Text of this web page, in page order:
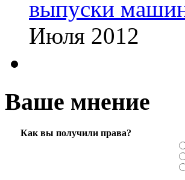
выпуски
Июля 2012
Ваше мнение
Как вы получили права?